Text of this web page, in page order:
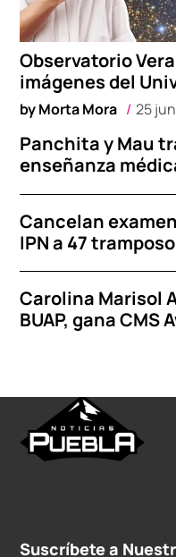
Observatorio
imágenes del
byMorta Mora 25
Panchita y Mau
enseñanza
Cancelan
IPN a 47
Carolina Marisol
BUAP, gana CMS
Suscríbete a